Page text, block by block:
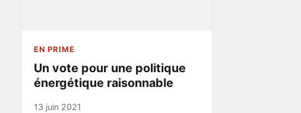
EN PRIME
Un vote pour une politique
énergétique raisonnable
13 juin 2021